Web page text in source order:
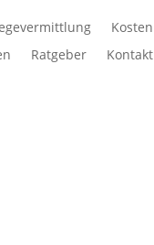
Kosten
Ratgeber Kontakt